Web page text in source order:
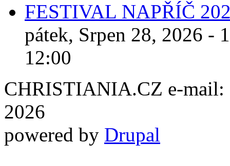
FESTIVAL NAPŘÍČ
pátek, Srpen 28, 2026 -
12:00
CHRISTIANIA.CZ e-mail:
2026
powered by Drupal